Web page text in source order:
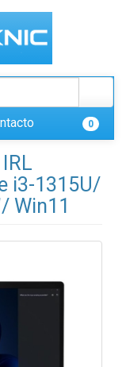
0
i3-1315U/
Win11